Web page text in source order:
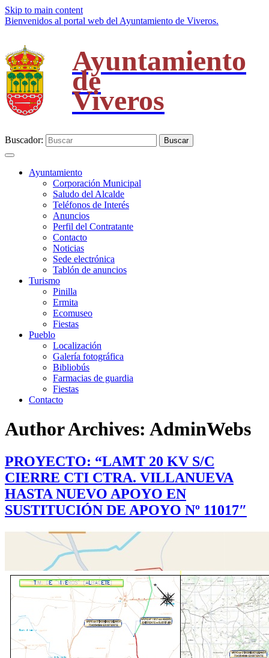
Skip to main content
Bienvenidos al portal web del Ayuntamiento de Viveros.
Ayuntamiento
de
Viveros
Buscador: Buscar
Ayuntamiento
Corporación Municipal
Saludo del Alcalde
Teléfonos de Interés
Anuncios
Perfil del Contratante
Contacto
Noticias
Sede electrónica
Tablón de anuncios
Turismo
Pinilla
Ermita
Ecomuseo
Fiestas
Pueblo
Localización
Galería fotográfica
Bibliobús
Farmacias de guardia
Fiestas
Contacto
Author Archives: AdminWebs
PROYECTO: “LAMT 20 KV S/C
CIERRE CTI CTRA. VILLANUEVA
HASTA NUEVO APOYO EN
SUSTITUCIÓN DE APOYO Nº 11017″